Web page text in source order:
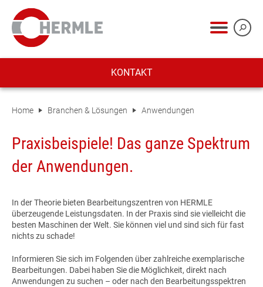
KONTAKT
Home Branchen & Lösungen Anwendungen
Praxisbeispiele! Das ganze Spektrum
der Anwendungen.
In der Theorie bieten Bearbeitungszentren von HERMLE
überzeugende Leistungsdaten. In der Praxis sind sie vielleicht die
besten Maschinen der Welt. Sie können viel und sind sich für fast
nichts zu schade!
Informieren Sie sich im Folgenden über zahlreiche exemplarische
Bearbeitungen. Dabei haben Sie die Möglichkeit, direkt nach
Anwendungen zu suchen – oder nach den Bearbeitungsspektren